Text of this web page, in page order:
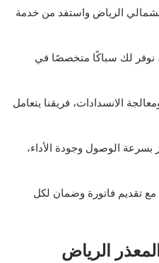
الرياض واستفد من خدمة
نوفر لك سباكًا متخصصًا في
الانسدادات، فريقنا يتعامل
بسرعة الوصول وجودة الأداء،
مع تقديم فاتورة وضمان لكل
الرياض